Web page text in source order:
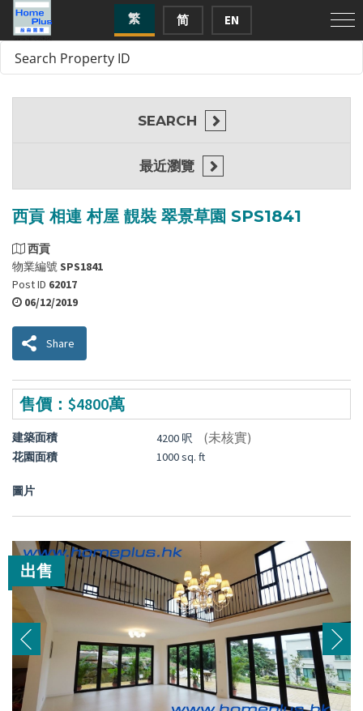
繁 简 EN
西貢 相連 村屋 靚裝 翠景草園 SPS1841
西貢
物業編號SPS1841
Post ID 62017
06/12/2019
Share
售價：$4800萬
建築面積 4200 呎 (未核實)
花園面積 1000 sq. ft
圖片
出售
SEARCH
最近瀏覽